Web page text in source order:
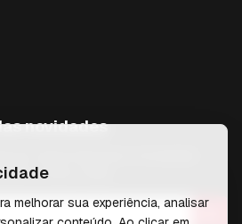
novidades
dicas técnicas e novidades
no seu e-mail.
melhorar sua experiência, analisar